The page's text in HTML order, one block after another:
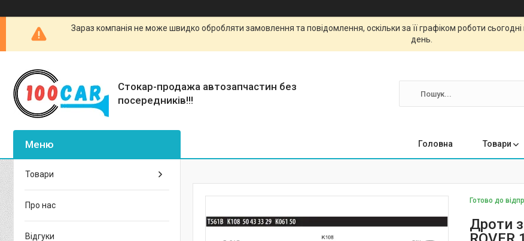
Зараз компанія не може швидко обробляти замовлення та повідомлення, оскільки за її графіком роботи
день.
Стокар-продажа автозапчастин без
посередників!!!
Головна Товари
Готово до
Дроти
Товари
Про нас
Відгуки